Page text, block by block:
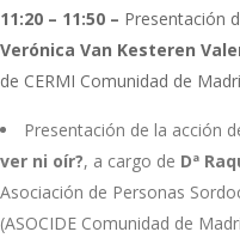
11:20 – 11:50 – Presentación
Verónica Van Kesteren
de CERMI Comunidad de
Presentación de la acción
ver ni oír?, a cargo de Dª
Asociación de Personas
(ASOCIDE Comunidad de